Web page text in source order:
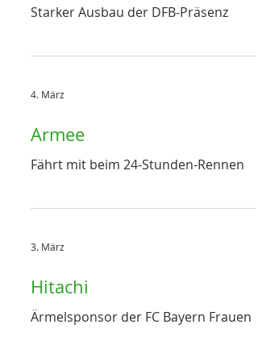
Starker Ausbau der DFB-Präsenz
4. März
Armee
Fährt mit beim 24-Stunden-Rennen
3. März
Hitachi
Ärmelsponsor der FC Bayern Frauen